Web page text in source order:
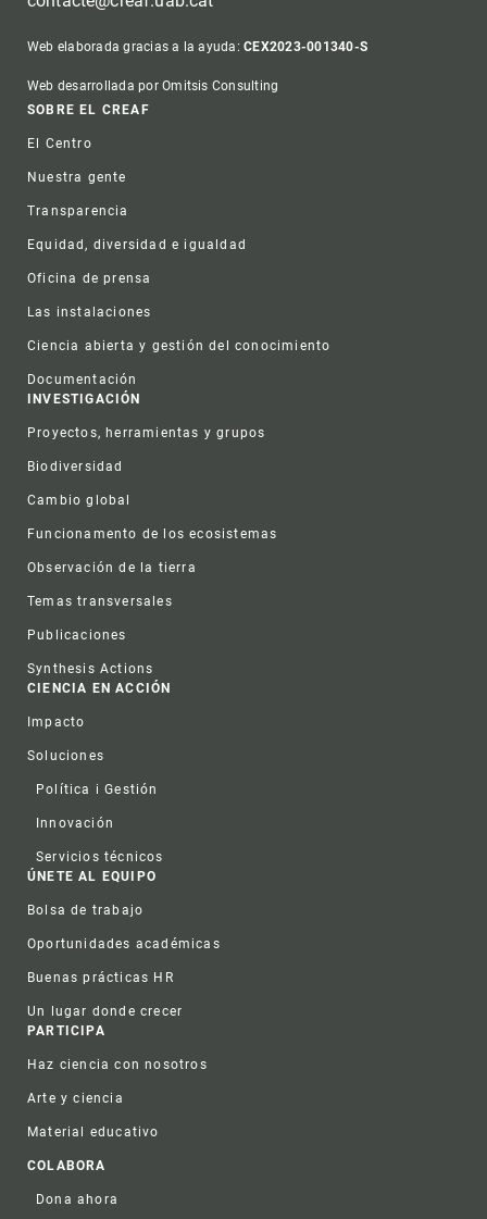
Web elaborada gracias a la ayuda:CEX2023-001340-S
Web desarrollada por Omitsis Consulting
Footer
SOBRE EL CREAF
El Centro
Nuestra gente
Transparencia
Equidad, diversidad e igualdad
Oficina de prensa
Las instalaciones
Ciencia abierta y gestión del conocimiento
Documentación
INVESTIGACIÓN
Proyectos, herramientas y grupos
Biodiversidad
Cambio global
Funcionamento de los ecosistemas
Observación de la tierra
Temas transversales
Publicaciones
Synthesis Actions
CIENCIA EN ACCIÓN
Impacto
Soluciones
Política i Gestión
Innovación
Servicios técnicos
ÚNETE AL EQUIPO
Bolsa de trabajo
Oportunidades académicas
Buenas prácticas HR
Un lugar donde crecer
PARTICIPA
Haz ciencia con nosotros
Arte y ciencia
Material educativo
COLABORA
Dona ahora